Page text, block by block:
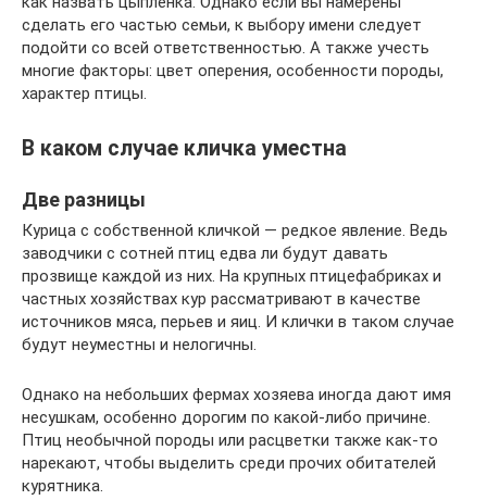
сделать его частью семьи, к выбору имени следует
подойти со всей ответственностью. А также учесть
многие факторы: цвет оперения, особенности породы,
характер птицы.
В каком случае кличка уместна
Две разницы
Курица с собственной кличкой — редкое явление. Ведь
заводчики с сотней птиц едва ли будут давать
прозвище каждой из них. На крупных птицефабриках и
частных хозяйствах кур рассматривают в качестве
источников мяса, перьев и яиц. И клички в таком случае
будут неуместны и нелогичны.
Однако на небольших фермах хозяева иногда дают имя
несушкам, особенно дорогим по какой-либо причине.
Птиц необычной породы или расцветки также как-то
нарекают, чтобы выделить среди прочих обитателей
курятника.